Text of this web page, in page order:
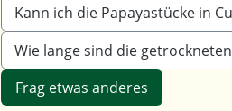
Kann ich die Papayastücke in
Wie lange sind die
Frag etwas anderes